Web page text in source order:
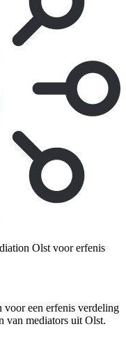
Olst voor erfenis
een erfenis verdeling
van mediators uit Olst.